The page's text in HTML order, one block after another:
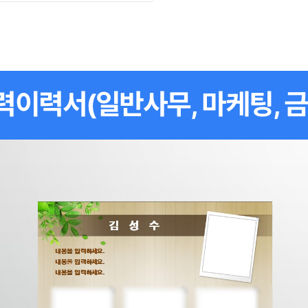
이력서(일반사무, 마케팅,